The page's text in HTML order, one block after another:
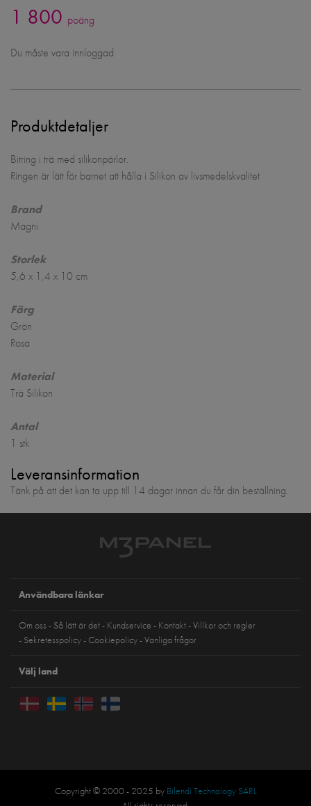
1 800 poäng
Du måste vara innloggad
Produktdetaljer
Bitring i trä med silikonpärlor.
Ringen är lätt för barnet att hålla i Silikon av livsmedelskvalitet
Brand
Magni
Storlek
5,6 x 1,4 x 10 cm
Färg
Grön
Rosa
Material
Trä Silikon
Antal
1 stk
Leveransinformation
Tänk på att det kan ta upp till 14 dagar innan du får din beställning.
Användbara länkar
Om oss Så lätt är det Kundservice Kontakt Villkor och regler
Sekretesspolicy
Cookiepolicy Vanliga frågor
Välj land
Copyright © 2000 - 2025 by Bilendi Technology SARL